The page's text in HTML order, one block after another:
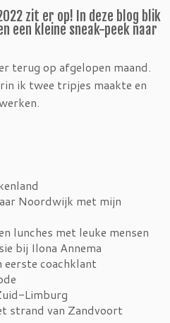
zit er op! In deze blog blik
een kleine sneak-peek naar
terug op afgelopen maand.
ik twee tripjes maakte en
Noordwijk met mijn
lunches met leuke mensen
bij Ilona Annema
eerste coachklant
Limburg
strand van Zandvoort